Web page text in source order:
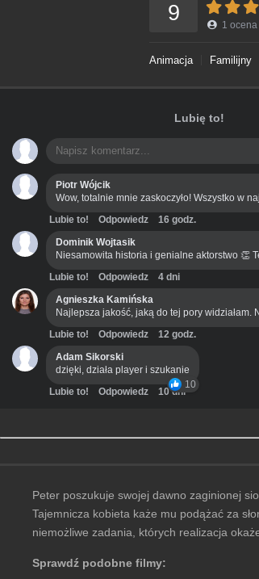
9 1 ocena
Animacja Familijny
Lubię to!
Piotr Wójcik
Wow, totalnie mnie zaskoczyło! Wszystko w
Lubie to! Odpowiedz
16 godz.
Dominik Wojtasik
Niesamowita historia i genialne aktorstwo 👏
Lubie to! Odpowiedz
4 dni
Agnieszka Kamińska
Najlepsza jakość, jaką do tej pory
Lubie to! Odpowiedz
12 godz.
Adam Sikorski
dzięki, działa player i szukanie
10
Lubie to! Odpowiedz 10 dni
Peter poszukuje swojej dawno zaginionej
Tajemnicza kobieta każe mu podążać za
niemożliwe zadania, których realizacja
Sprawdź podobne filmy: